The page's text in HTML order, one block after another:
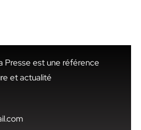
Presse est une référence
et actualité